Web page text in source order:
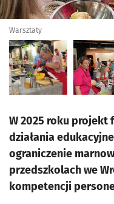
Warsztaty
W 2025 roku projekt
działania
ograniczenie
przedszkolach we
kompetencji